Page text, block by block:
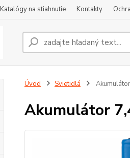
Katalógy na stiahnutie Kontakty
Úvod Svietidlá
Akumulátor